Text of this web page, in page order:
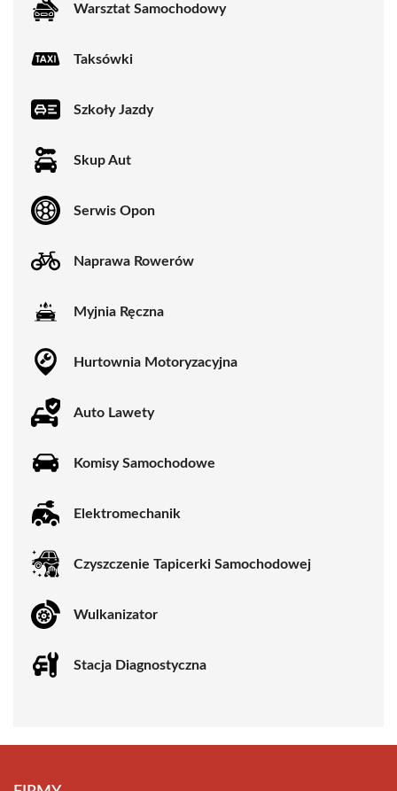
Warsztat Samochodowy
Taksówki
Szkoły Jazdy
Skup Aut
Serwis Opon
Naprawa Rowerów
Myjnia Ręczna
Hurtownia Motoryzacyjna
Auto Lawety
Komisy Samochodowe
Elektromechanik
Czyszczenie Tapicerki Samochodowej
Wulkanizator
Stacja Diagnostyczna